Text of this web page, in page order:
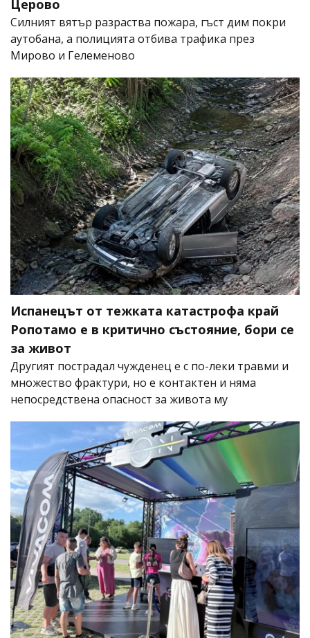
Церово
Силният вятър разраства пожара, гъст дим покри
аутобана, а полицията отбива трафика през
Мирово и Гелеменово
Испанецът от тежката катастрофа край
Ропотамо е в критично състояние, бори се
за живот
Другият пострадал чужденец е с по-леки травми и
множество фрактури, но е контактен и няма
непосредствена опасност за живота му